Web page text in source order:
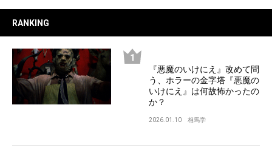
RANKING
『悪魔のいけにえ』改めて問
う、ホラーの金字塔『悪魔の
いけにえ』は何故怖かったの
か？
2026.01.10 相馬学